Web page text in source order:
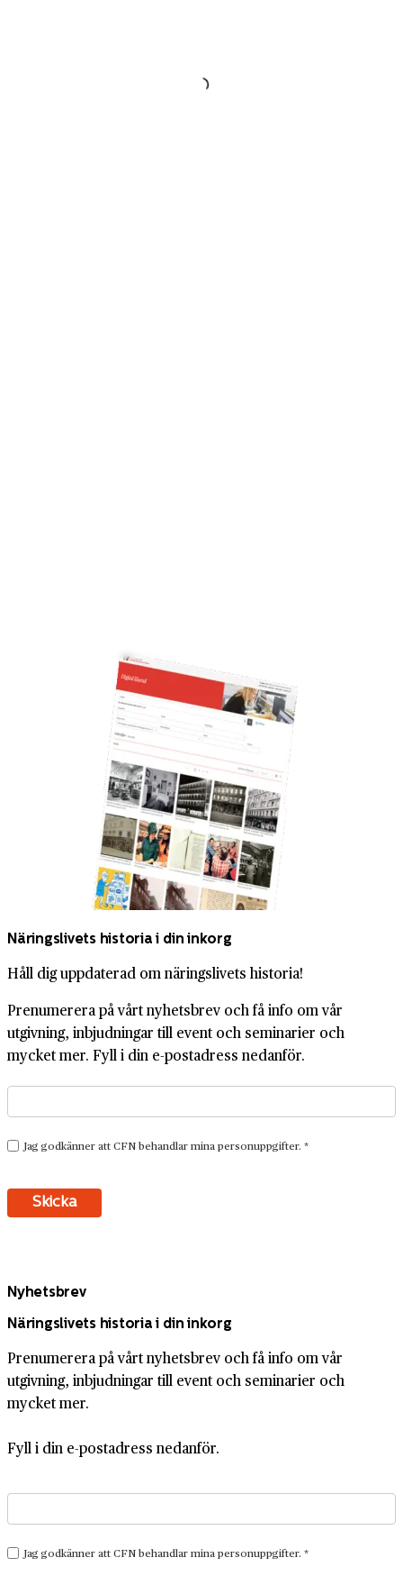
Näringslivets historia i din inkorg
Håll dig uppdaterad om näringslivets historia!
Prenumerera på vårt nyhetsbrev och få info om vår
utgivning, inbjudningar till event och seminarier och
mycket mer. Fyll i din e-postadress nedanför.
Nyhetsbrev
Näringslivets historia i din inkorg
Prenumerera på vårt nyhetsbrev och få info om vår
utgivning, inbjudningar till event och seminarier och
mycket mer.
Fyll i din e-postadress nedanför.